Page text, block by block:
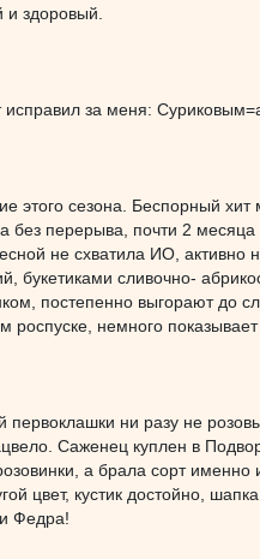
и здоровый.
исправил за меня:
этого сезона. Беспорный
без перерыва, почти 2
не схватила ИО, активно
букетиками сливочно-
постепенно выгорают до
роспуске, немного
первоклашки ни разу не
Саженец куплен в
а брала сорт именно
цвет, кустик достойно,
Федра!